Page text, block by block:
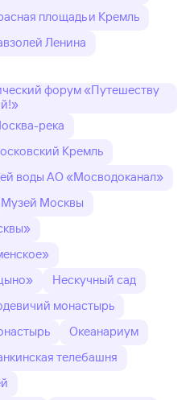
площадь и Кремль
Ленина
форум «Путешеству
й!»
река
Кремль
воды АО «Мосводоканал»
Музей Москвы
Нескучный сад
монастырь
Океанариум
телебашня